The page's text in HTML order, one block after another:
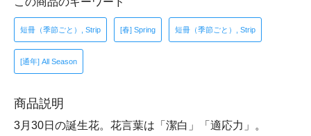
短冊（季節ごと）, Strip [春] Spring 短冊（季節ごと）, Strip
[通年] All Season
商品説明
3月30日の誕生花。花言葉は「潔白」「適応力」。